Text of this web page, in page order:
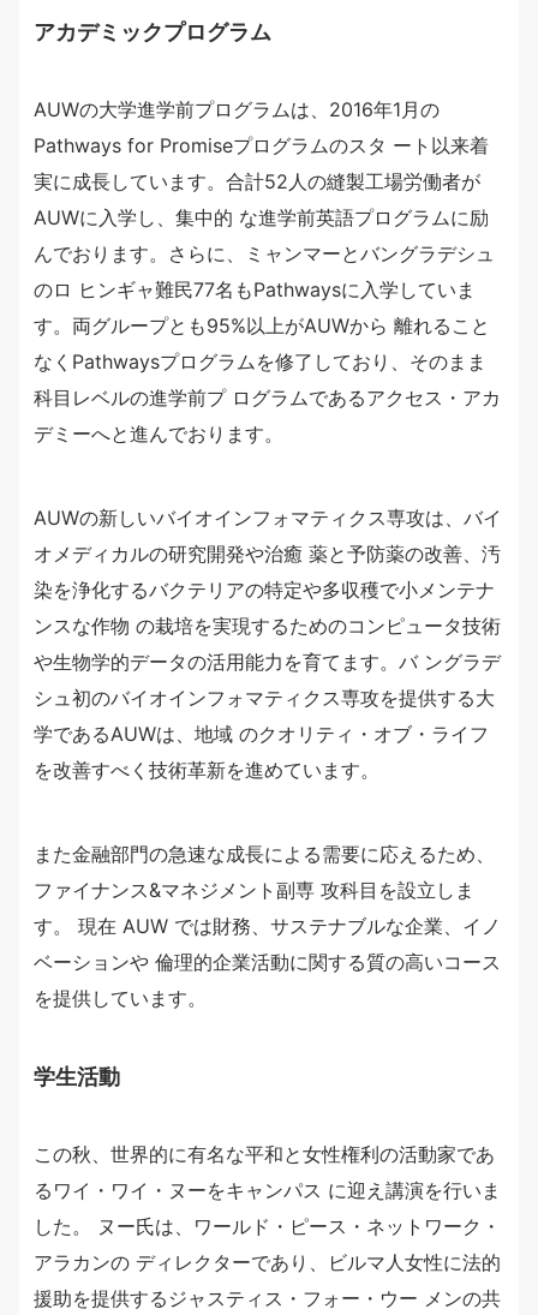
アカデミックプログラム
AUWの大学進学前プログラムは、2016年1月の
Pathways for Promiseプログラムのスタ ート以来着
実に成長しています。合計52人の縫製工場労働者が
AUWに入学し、集中的 な進学前英語プログラムに励
んでおります。さらに、ミャンマーとバングラデシュ
のロ ヒンギャ難民77名もPathwaysに入学していま
す。両グループとも95%以上がAUWから 離れること
なくPathwaysプログラムを修了しており、そのまま
科目レベルの進学前プ ログラムであるアクセス・アカ
デミーへと進んでおります。
AUWの新しいバイオインフォマティクス専攻は、バイ
オメディカルの研究開発や治癒 薬と予防薬の改善、汚
染を浄化するバクテリアの特定や多収穫で小メンテナ
ンスな作物 の栽培を実現するためのコンピュータ技術
や生物学的データの活用能力を育てます。バ ングラデ
シュ初のバイオインフォマティクス専攻を提供する大
学であるAUWは、地域 のクオリティ・オブ・ライフ
を改善すべく技術革新を進めています。
また金融部門の急速な成長による需要に応えるため、
ファイナンス&マネジメント副専 攻科目を設立しま
す。 現在 AUW では財務、サステナブルな企業、イノ
ベーションや 倫理的企業活動に関する質の高いコース
を提供しています。
学生活動
この秋、世界的に有名な平和と女性権利の活動家であ
るワイ・ワイ・ヌーをキャンパス に迎え講演を行いま
した。 ヌー氏は、ワールド・ピース・ネットワーク・
アラカンの ディレクターであり、ビルマ人女性に法的
援助を提供するジャスティス・フォー・ウー メンの共